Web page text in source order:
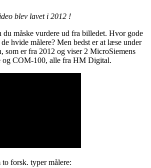
blev lavet i 2012 !
måske vurdere ud fra billedet. Hvor gode
hvide målere? Men bedst er at læse under
som er fra 2012 og viser 2 MicroSiemens
og COM-100, alle fra HM Digital.
forsk. typer målere: